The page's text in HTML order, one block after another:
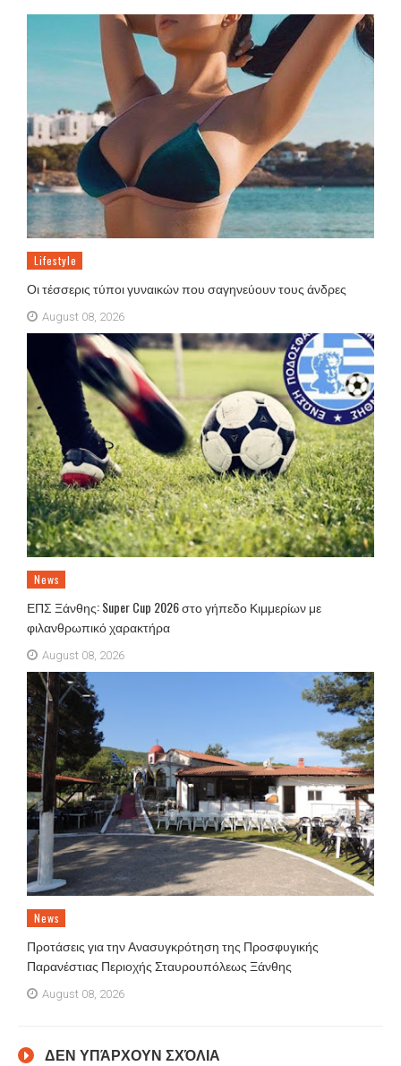
Lifestyle
Οι τέσσερις τύποι γυναικών που σαγηνεύουν τους άνδρες
August 08, 2026
News
ΕΠΣ Ξάνθης: Super Cup 2026 στο γήπεδο Κιμμερίων με
φιλανθρωπικό χαρακτήρα
August 08, 2026
News
Προτάσεις για την Ανασυγκρότηση της Προσφυγικής
Παρανέστιας Περιοχής Σταυρουπόλεως Ξάνθης
August 08, 2026
ΔΕΝ ΥΠΆΡΧΟΥΝ ΣΧΌΛΙΑ